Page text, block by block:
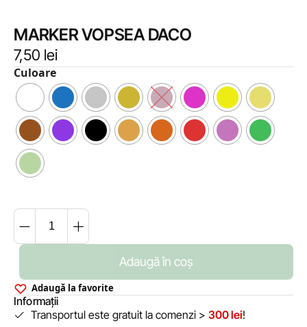
MARKER VOPSEA DACO
7,50 lei
Culoare
Adaugă în coș
Adaugă la favorite
Informații
Transportul este gratuit la comenzi > 300 lei!